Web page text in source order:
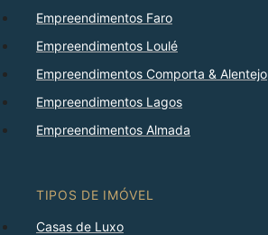
Empreendimentos Faro
Empreendimentos Loulé
Empreendimentos Comporta & Alentejo
Empreendimentos Lagos
Empreendimentos Almada
TIPOS DE IMÓVEL
Casas de Luxo